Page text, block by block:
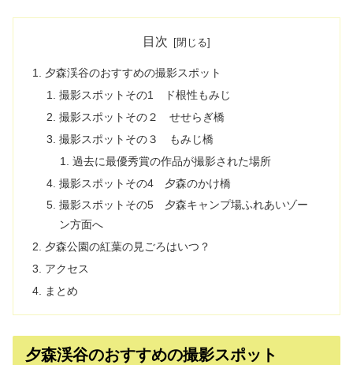
目次
夕森渓谷のおすすめの撮影スポット
撮影スポットその1 ド根性もみじ
撮影スポットその２ せせらぎ橋
撮影スポットその３ もみじ橋
過去に最優秀賞の作品が撮影された場所
撮影スポットその4 夕森のかけ橋
撮影スポットその5 夕森キャンプ場ふれあいゾー
ン方面へ
夕森公園の紅葉の見ごろはいつ？
アクセス
まとめ
夕森渓谷のおすすめの撮影スポット